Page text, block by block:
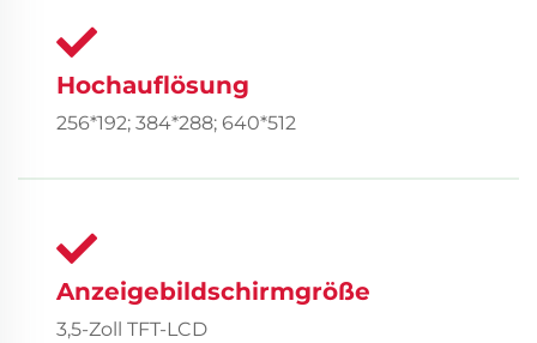
Hochauflösung
256*192; 384*288; 640*512
Anzeigebildschirmgröße
3,5-Zoll TFT-LCD